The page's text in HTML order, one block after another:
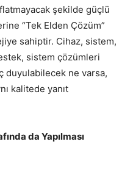
şekilde güçlü
“Tek Elden Çözüm”
sahiptir. Cihaz, sistem,
sistem çözümleri
duyulabilecek ne varsa,
kalitede yanıt
da Yapılması